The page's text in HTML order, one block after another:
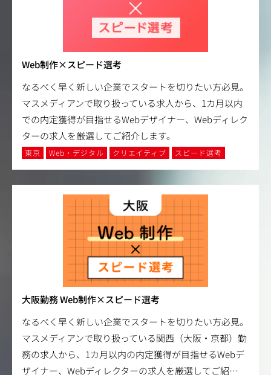
Web制作×スピード選考
なるべく早く新しい企業でスタートを切りたい方必見。
マスメディアンで取り扱っている求人から、1カ月以内
での内定獲得が目指せるWebデザイナー、Webディレク
ターの求人を厳選してご紹介します。
東京 Web・デジタル クリエイティブ スピード選考
大阪勤務 Web制作×スピード選考
なるべく早く新しい企業でスタートを切りたい方必見。
マスメディアンで取り扱っている関西（大阪・京都）勤
務の求人から、1カ月以内の内定獲得が目指せるWebデ
ザイナー、Webディレクターの求人を厳選してご紹…